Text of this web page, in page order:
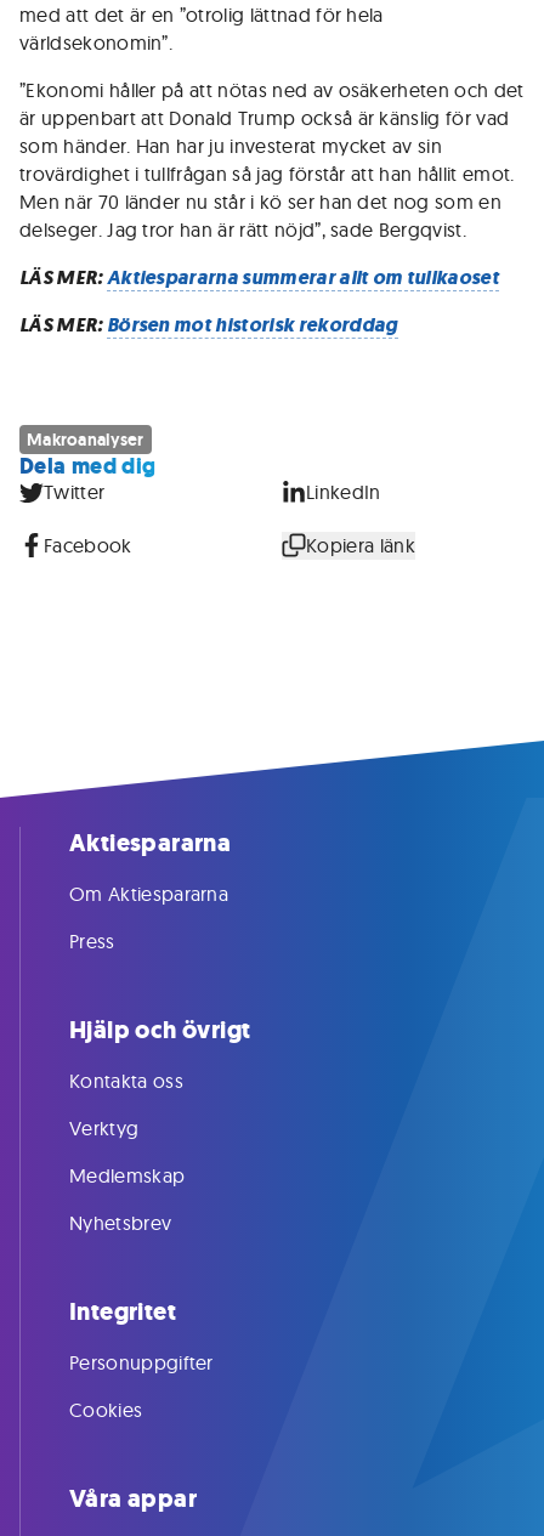
med att det är en ”otrolig lättnad för hela
världsekonomin”.
”Ekonomi håller på att nötas ned av osäkerheten och det
är uppenbart att Donald Trump också är känslig för vad
som händer. Han har ju investerat mycket av sin
trovärdighet i tullfrågan så jag förstår att han hållit emot.
Men när 70 länder nu står i kö ser han det nog som en
delseger. Jag tror han är rätt nöjd”, sade Bergqvist.
LÄS MER:Aktiespararna summerar allt om tullkaoset
LÄS MER:Börsen mot historisk rekorddag
Makroanalyser
Dela med dig
Twitter LinkedIn
Facebook Kopiera länk
Aktiespararna
Om Aktiespararna
Press
Hjälp och övrigt
Kontakta oss
Verktyg
Medlemskap
Nyhetsbrev
Integritet
Personuppgifter
Cookies
Våra appar